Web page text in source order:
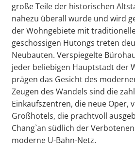
große Teile der historischen
nahezu überall wurde und wird
der Wohngebiete mit
geschossigen Hutongs treten
Neubauten. Verspiegelte
jeder beliebigen Hauptstadt der
prägen das Gesicht des
Zeugen des Wandels sind die
Einkaufszentren, die neue Oper,
Großhotels, die prachtvoll
Chang`an südlich der
moderne U-Bahn-Netz.